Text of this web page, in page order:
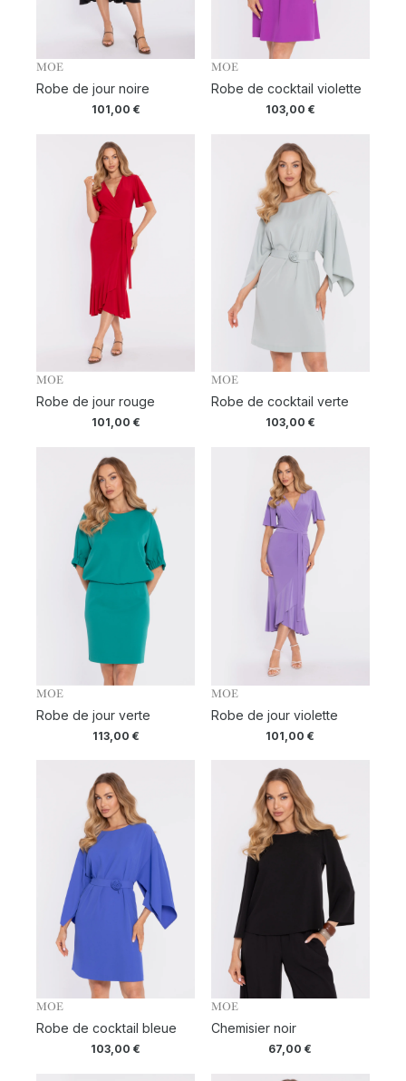
MOE
Robe de jour noire
101,00 €
MOE
Robe de cocktail violette
103,00 €
MOE
Robe de jour rouge
101,00 €
MOE
Robe de cocktail verte
103,00 €
MOE
Robe de jour verte
113,00 €
MOE
Robe de jour violette
101,00€
MOE
Robe de cocktail bleue
103,00€
MOE
Chemisier noir
67,00€